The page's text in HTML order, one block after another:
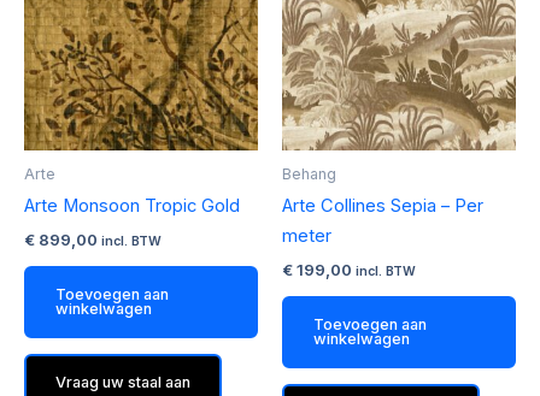
Arte
Arte Monsoon Tropic Gold
€ 899,00 incl. BTW
Toevoegen aan
winkelwagen
Vraag uw staal aan
Behang
Arte Collines Sepia – Per
meter
€199,00 incl. BTW
Toevoegen aan
winkelwagen